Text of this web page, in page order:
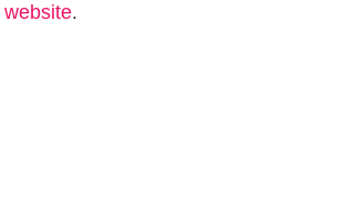
website.